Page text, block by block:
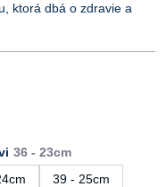
ktorá dbá o zdravie a
39 - 25cm